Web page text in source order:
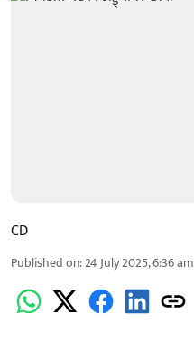
CD
Published on:24 July 2025, 6:36 am